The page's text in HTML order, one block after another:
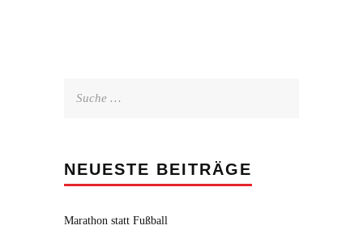
NEUESTE BEITRÄGE
Marathon statt Fußball